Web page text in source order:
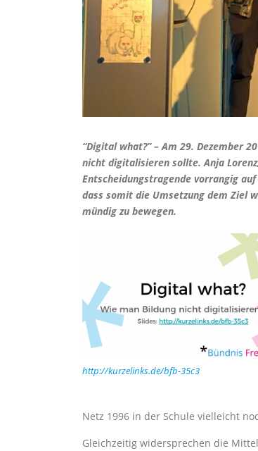
“Digital what?” – Am 29. Dezember
nicht digitalisieren sollte. Anja
Entscheidungstragende vorrangig
dass somit die Umsetzung dem Ziel
mündig zu bewegen.
http://kurzelinks.de/bfb-35c3
Netz 1996 in der Schule vielleicht
Gleichzeitig widersprechen die